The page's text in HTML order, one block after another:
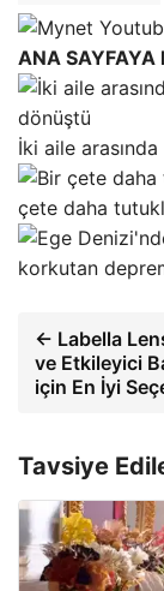
ANA SAYFAYA
İki aile
çete daha
korkutan
← Labella
ve Etkileyici
için En İyi
Tavsiye